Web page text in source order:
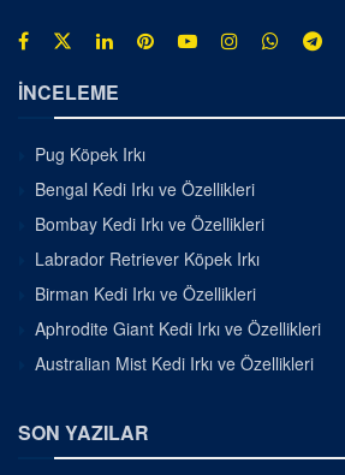
İNCELEME
Pug Köpek Irkı
Bengal Kedi Irkı ve Özellikleri
Bombay Kedi Irkı ve Özellikleri
Labrador Retriever Köpek Irkı
Birman Kedi Irkı ve Özellikleri
Aphrodite Giant Kedi Irkı ve Özellikleri
Australian Mist Kedi Irkı ve Özellikleri
SON YAZILAR